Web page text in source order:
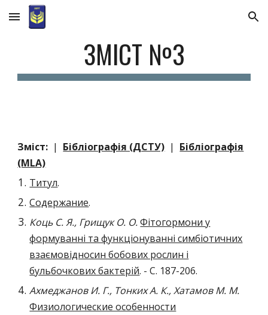
Skip to main content Skip to navigation
ЗМІСТ №3
Зміст: | Бібліографія (ДСТУ) | Бібліографія
(MLA)
Титул.
Содержание.
Коць С. Я., Грищук О. О. Фітогормони у
формуванні та функціонуванні симбіотичних
взаємовідносин бобових рослин і
бульбочкових бактерій. - C. 187-206.
Ахмеджанов И. Г., Тонких А. К., Хатамов М. М.
Физиологические особенности